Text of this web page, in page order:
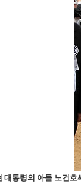
대통령의 아들 노건